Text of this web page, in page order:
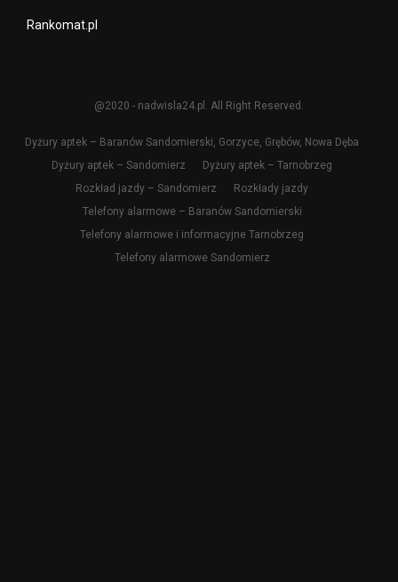
Rankomat.pl
@2020 - nadwisla24.pl. All Right Reserved.
Dyżury aptek – Baranów Sandomierski, Gorzyce, Grębów, Nowa Dęba
Dyżury aptek – Sandomierz
Dyżury aptek – Tarnobrzeg
Rozkład jazdy – Sandomierz
Rozkłady jazdy
Telefony alarmowe – Baranów Sandomierski
Telefony alarmowe i informacyjne Tarnobrzeg
Telefony alarmowe Sandomierz